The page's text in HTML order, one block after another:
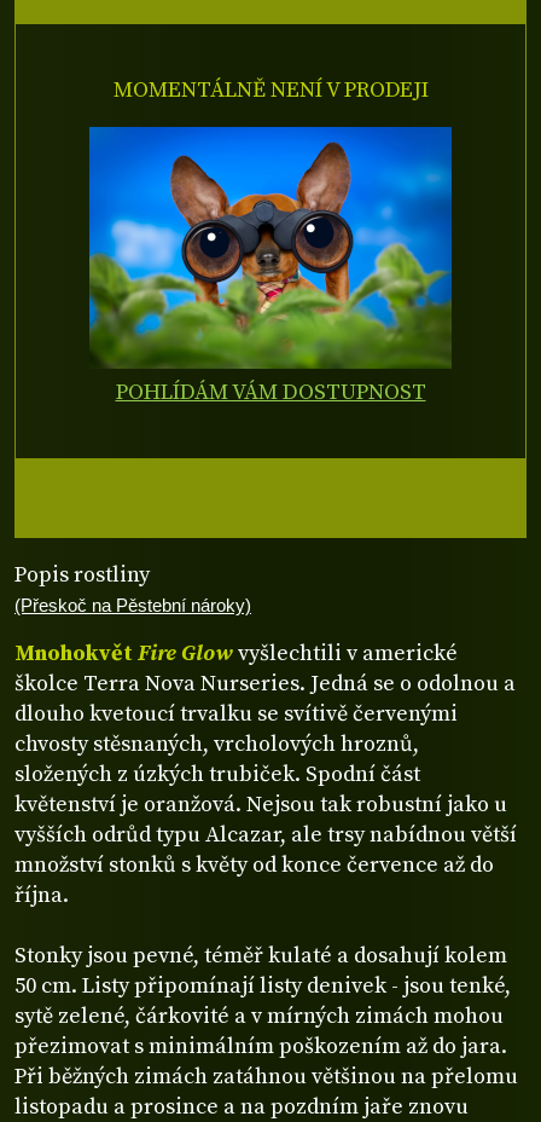
Popis rostliny
(Přeskoč na Pěstební nároky)
Mnohokvět Fire Glowvyšlechtili v americké
školce Terra Nova Nurseries. Jedná se o odolnou a
dlouho kvetoucí trvalku se svítivě červenými
chvosty stěsnaných, vrcholových hroznů,
složených z úzkých trubiček. Spodní část
květenství je oranžová. Nejsou tak robustní jako u
vyšších odrůd typu Alcazar, ale trsy nabídnou větší
množství stonků s květy od konce července až do
října.
Stonky jsou pevné, téměř kulaté a dosahují kolem
50 cm. Listy připomínají listy denivek - jsou tenké,
sytě zelené, čárkovité a v mírných zimách mohou
přezimovat s minimálním poškozením až do jara.
Při běžných zimách zatáhnou většinou na přelomu
listopadu a prosince a na pozdním jaře znovu
MOMENTÁLNĚ NENÍ V PRODEJI
POHLÍDÁM VÁM DOSTUPNOST